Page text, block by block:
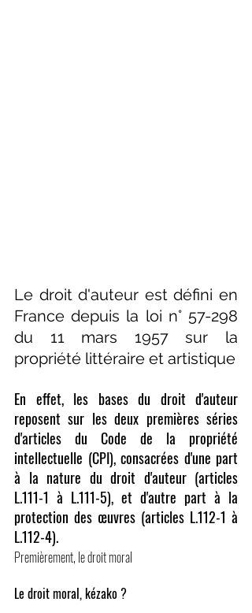
Le droit d'auteur est défini en
France depuis la loi n° 57-298
du 11 mars 1957 sur la
propriété littéraire et artistique
En effet, les bases du droit d'auteur
reposent sur les deux premières séries
d'articles du Code de la propriété
intellectuelle (CPI), consacrées d'une part
à la nature du droit d'auteur (articles
L.111-1 à L.111-5), et d'autre part à la
protection des œuvres (articles L.112-1 à
L.112-4).
Premièrement, le droit moral
Le droit moral, kézako ?